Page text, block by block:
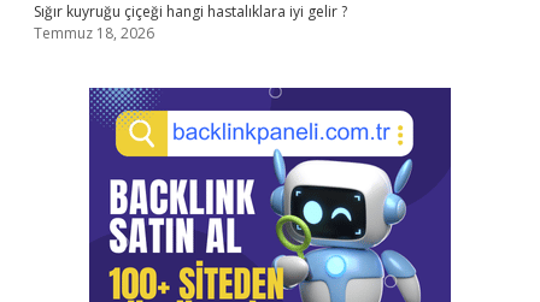
Sığır kuyruğu çiçeği hangi hastalıklara iyi gelir ?
Temmuz 18, 2026